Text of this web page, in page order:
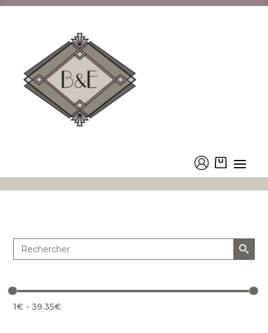
Les Bougies Végétales
Search
for:
Search Button
1€ -39.35€